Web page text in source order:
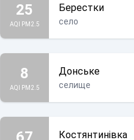
25
AQI PM2.5
Берестки
село
8
AQI PM2.5
Донське
селище
Костянтинівка